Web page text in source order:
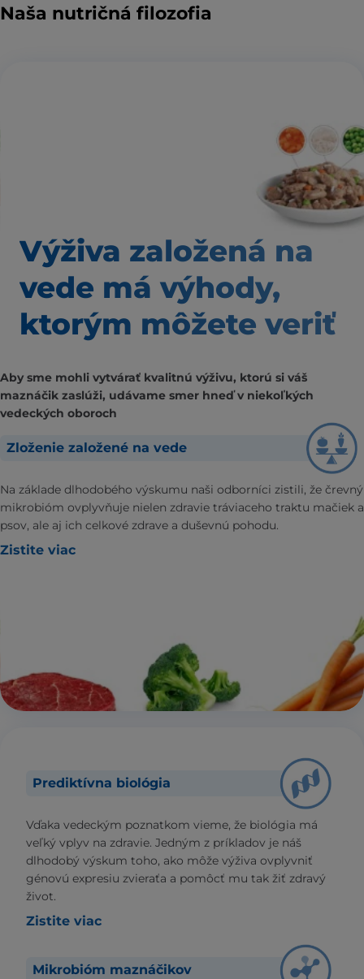
Naša nutričná filozofia
Výživa založená na
vede má výhody,
ktorým môžete veriť
Aby sme mohli vytvárať kvalitnú výživu, ktorú si váš
maznáčik zaslúži, udávame smer hneď v niekoľkých
vedeckých oboroch
Zloženie založené na vede
Na základe dlhodobého výskumu naši odborníci zistili, že črevný
mikrobióm ovplyvňuje nielen zdravie tráviaceho traktu mačiek a
psov, ale aj ich celkové zdrave a duševnú pohodu.
Zistite viac
Prediktívna biológia
Vďaka vedeckým poznatkom vieme, že biológia má
veľký vplyv na zdravie. Jedným z príkladov je náš
dlhodobý výskum toho, ako môže výživa ovplyvniť
génovú expresiu zvieraťa a pomôcť mu tak žiť zdravý
život.
Zistite viac
Mikrobióm maznáčikov